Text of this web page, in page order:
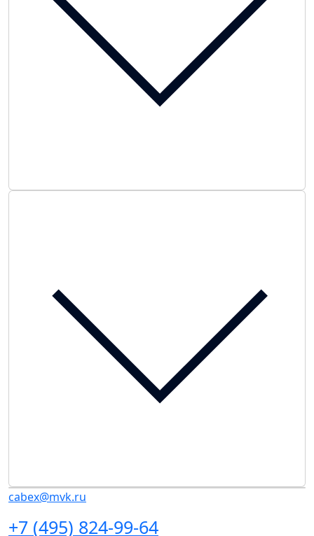
cabex@mvk.ru
+7 (495) 824-99-64